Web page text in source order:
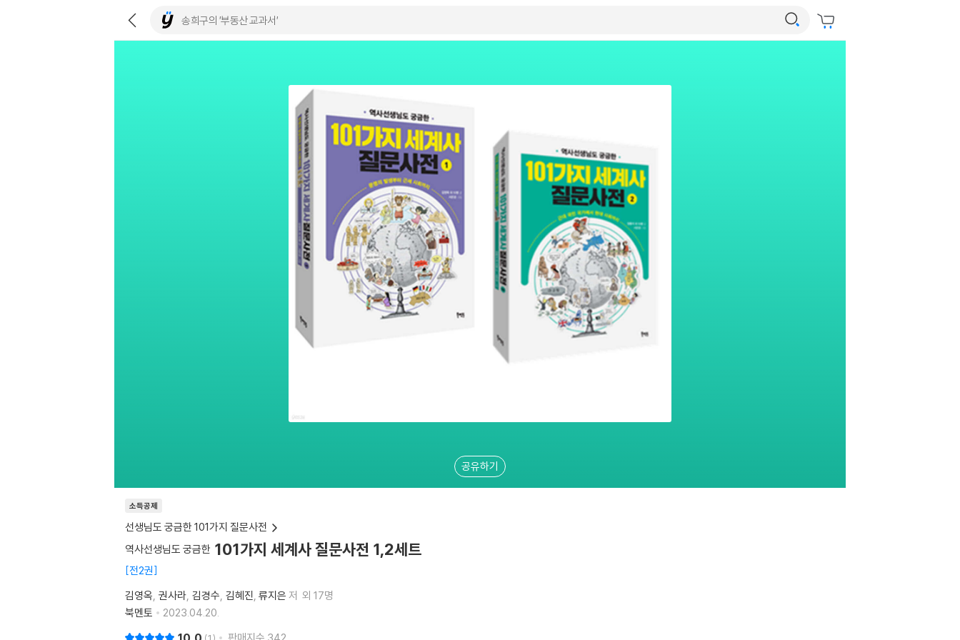
공유하기
소득공제
선생님도 궁금한 101가지 질문사전
역사선생님도 궁금한 101가지 세계사 질문사전 1,2세트
전2권
김영옥 권사라 김경수 김혜진 류지은 저 외 17명
북멘토
2023.04.20.